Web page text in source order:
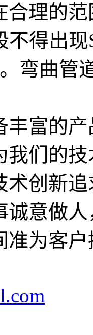
合理的
不得出
弯曲管
丰富的
我们的
术创新
诚意做
准为客